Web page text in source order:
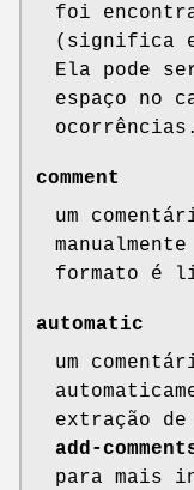
foi
(significa
Ela pode
espaço no
ocorrências.
comment
um
formato é
automatic
um
extração
add-
para mais